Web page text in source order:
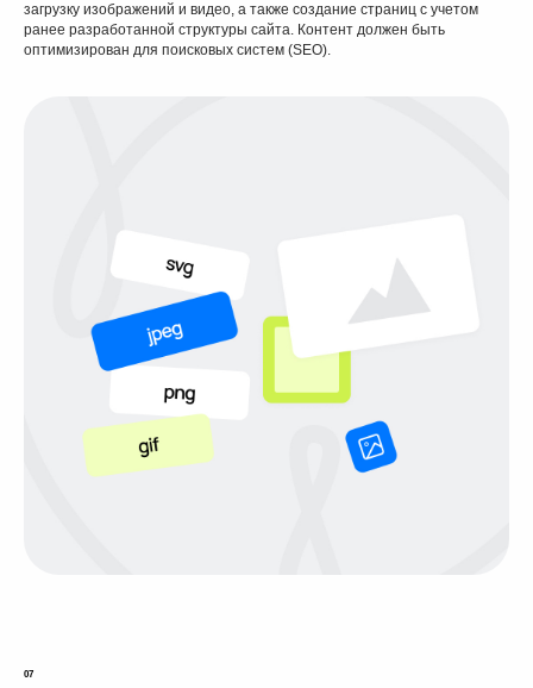
загрузку изображений и видео, а также создание страниц с учетом
ранее разработанной структуры сайта. Контент должен быть
оптимизирован для поисковых систем (SEO).
07